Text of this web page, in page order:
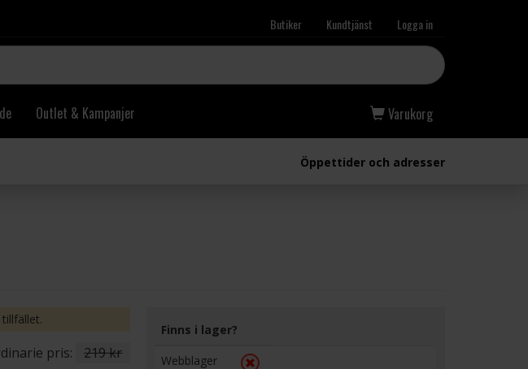
Butiker Kundtjänst Logga in
Outlet & Kampanjer Varukorg
Öppettider och adresser
pris: 219 kr
Finns i lager?
Webblager